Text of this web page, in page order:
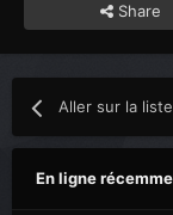
Share
Aller sur la
En ligne